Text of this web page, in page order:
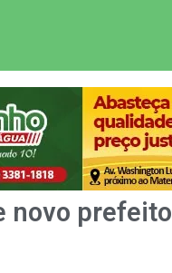
novo prefeito